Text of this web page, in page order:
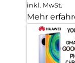
inkl. MwSt.
Mehr